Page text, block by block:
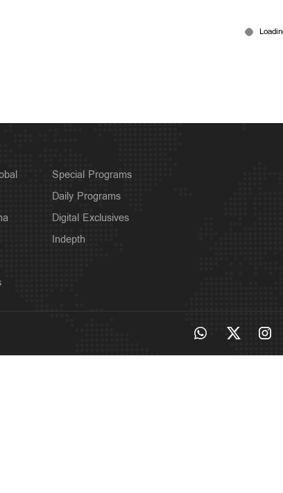
Special Programs
Daily Programs
Digital Exclusives
Indepth